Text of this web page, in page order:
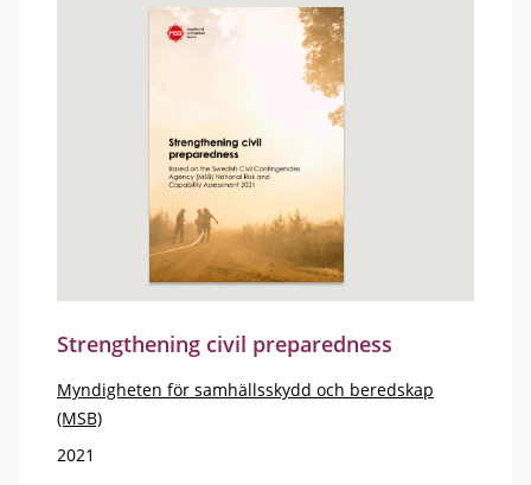
Strengthening civil preparedness
Myndigheten för samhällsskydd och beredskap
(MSB)
2021